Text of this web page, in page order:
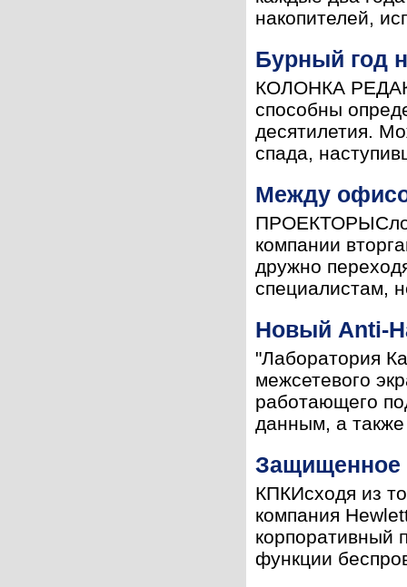
накопителей,
Бурный год
КОЛОНКА
способны
десятилетия.
спада,
Между
компании
дружно
специалистам,
Новый Anti-
"Лаборатория
межсетевого
работающего
данным, а также
Защищенное
КПКИсходя из
компания
корпоративный
функции